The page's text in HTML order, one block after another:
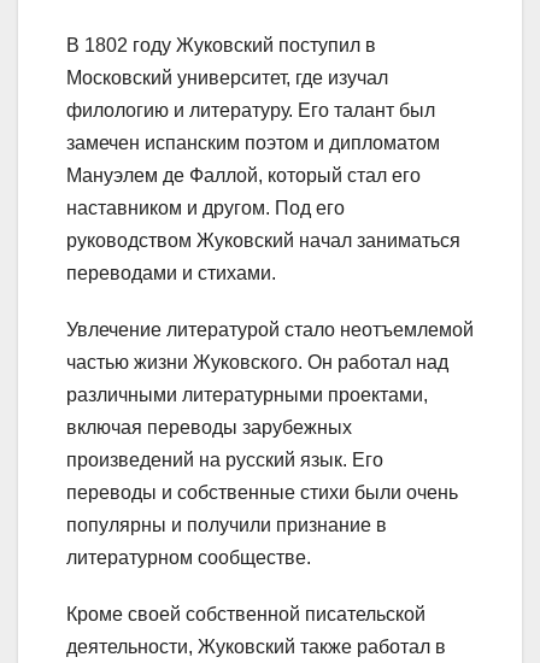
В 1802 году Жуковский поступил в
Московский университет, где изучал
филологию и литературу. Его талант был
замечен испанским поэтом и дипломатом
Мануэлем де Фаллой, который стал его
наставником и другом. Под его
руководством Жуковский начал заниматься
переводами и стихами.
Увлечение литературой стало неотъемлемой
частью жизни Жуковского. Он работал над
различными литературными проектами,
включая переводы зарубежных
произведений на русский язык. Его
переводы и собственные стихи были очень
популярны и получили признание в
литературном сообществе.
Кроме своей собственной писательской
деятельности, Жуковский также работал в